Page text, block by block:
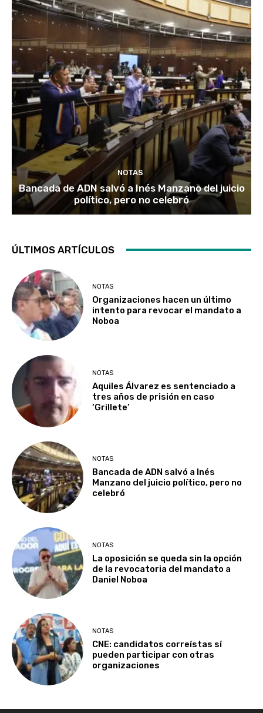
NOTAS
Bancada de ADN salvó a Inés Manzano del juicio
político, pero no celebró
ÚLTIMOS ARTÍCULOS
NOTAS
Organizaciones hacen un último
intento para revocar el mandato a
Noboa
NOTAS
Aquiles Álvarez es sentenciado a
tres años de prisión en caso
‘Grillete’
NOTAS
Bancada de ADN salvó a Inés
Manzano del juicio político, pero no
celebró
NOTAS
La oposición se queda sin la opción
de la revocatoria del mandato a
Daniel Noboa
NOTAS
CNE: candidatos correístas sí
pueden participar con otras
organizaciones